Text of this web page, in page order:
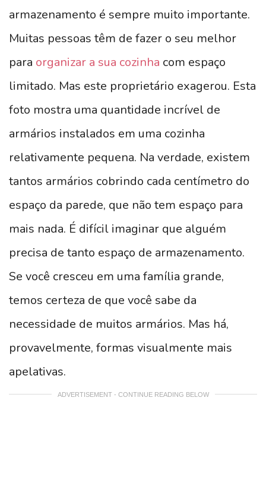
armazenamento é sempre muito importante.
Muitas pessoas têm de fazer o seu melhor
para organizar a sua cozinha com espaço
limitado. Mas este proprietário exagerou. Esta
foto mostra uma quantidade incrível de
armários instalados em uma cozinha
relativamente pequena. Na verdade, existem
tantos armários cobrindo cada centímetro do
espaço da parede, que não tem espaço para
mais nada. É difícil imaginar que alguém
precisa de tanto espaço de armazenamento.
Se você cresceu em uma família grande,
temos certeza de que você sabe da
necessidade de muitos armários. Mas há,
provavelmente, formas visualmente mais
apelativas.
ADVERTISEMENT - CONTINUE READING BELOW